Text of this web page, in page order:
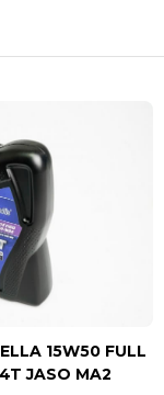
15W50 FULL
JASO MA2